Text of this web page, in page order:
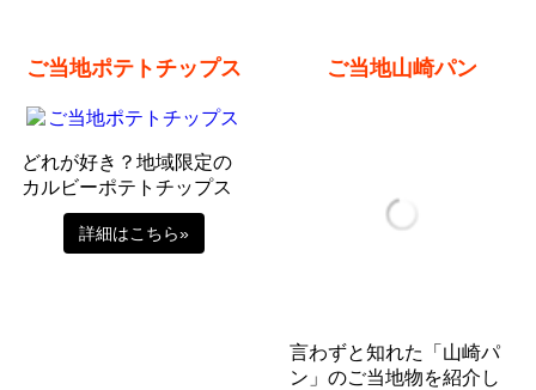
ご当地ポテトチップス
どれが好き？地域限定の
カルビーポテトチップス
詳細はこちら»
ご当地山崎パン
言わずと知れた「山崎パ
ン」のご当地物を紹介し